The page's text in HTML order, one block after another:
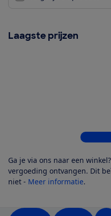
Laagste prijzen
Bekijk
Ga je via ons naar een
vergoeding ontvangen. Dit
niet - Meer informatie.